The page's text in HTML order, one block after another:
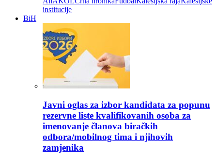
institucije
BiH
Javni oglas za izbor kandidata za popunu
rezervne liste kvalifikovanih osoba za
imenovanje članova biračkih
odbora/mobilnog tima i njihovih
zamjenika